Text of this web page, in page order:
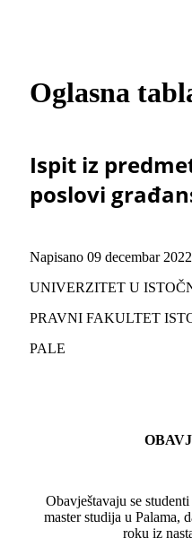
Oglasna
Ispit iz
poslovi
Napisano 09 decembar 2022
UNIVERZITET U
PRAVNI FAKULTET
PALE
Obavještavaju se studenti
master studija u Palama,
roku iz